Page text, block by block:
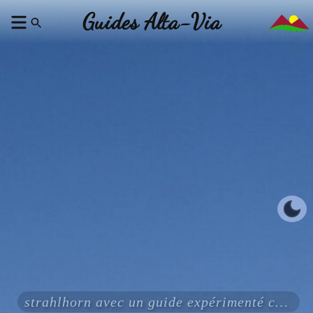
Guides Alta-Via
strahlhorn avec un guide expérimenté certifié ENSA UIAGM